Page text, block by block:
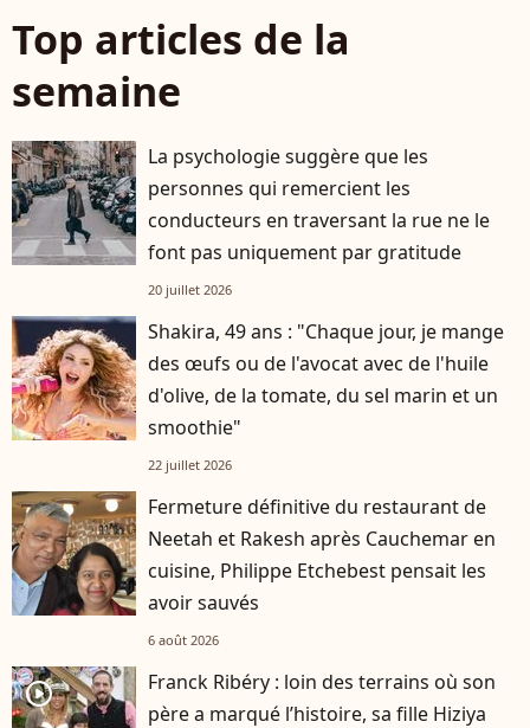
Top articles de la
semaine
La psychologie suggère que les
personnes qui remercient les
conducteurs en traversant la rue ne le
font pas uniquement par gratitude
20 juillet 2026
Shakira, 49 ans : "Chaque jour, je mange
des œufs ou de l'avocat avec de l'huile
d'olive, de la tomate, du sel marin et un
smoothie"
22 juillet 2026
Fermeture définitive du restaurant de
Neetah et Rakesh après Cauchemar en
cuisine, Philippe Etchebest pensait les
avoir sauvés
6 août 2026
player2
Franck Ribéry : loin des terrains où son
père a marqué l’histoire, sa fille Hiziya